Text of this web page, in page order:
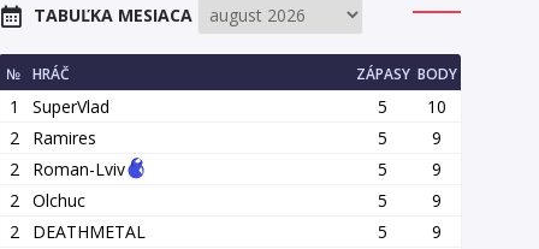
TABUĽKA MESIACA
№ HRÁČ ZÁPASY BODY
1 SuperVlad 5
10
2
Ramires 5
9
2
Roman-Lviv 5
9
2
Olchuc 5
9
2
DEATHMETAL 5
9